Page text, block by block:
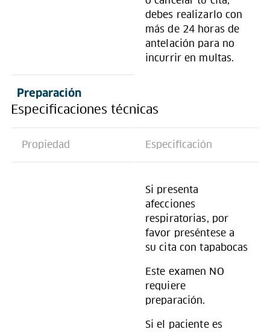
debes realizarlo con
más de 24 horas de
antelación para no
incurrir en multas.
Preparación
Especificaciones técnicas
Propiedad Especificación
Si presenta
afecciones
respiratorias, por
favor preséntese a
su cita con tapabocas
Este examen NO
requiere
preparación.
Si el paciente es